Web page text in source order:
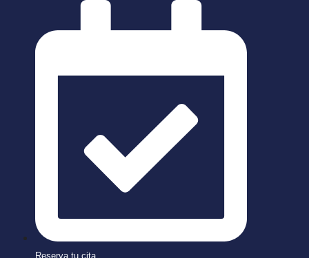
contenido
Reserva tu cita